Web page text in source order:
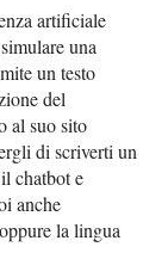
artificiale
una
un testo
del
al suo sito
di scriverti un
chatbot e
anche
la lingua